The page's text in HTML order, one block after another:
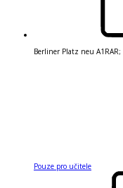
Berliner Platz neu A1 RAR;
Pouze pro učitele